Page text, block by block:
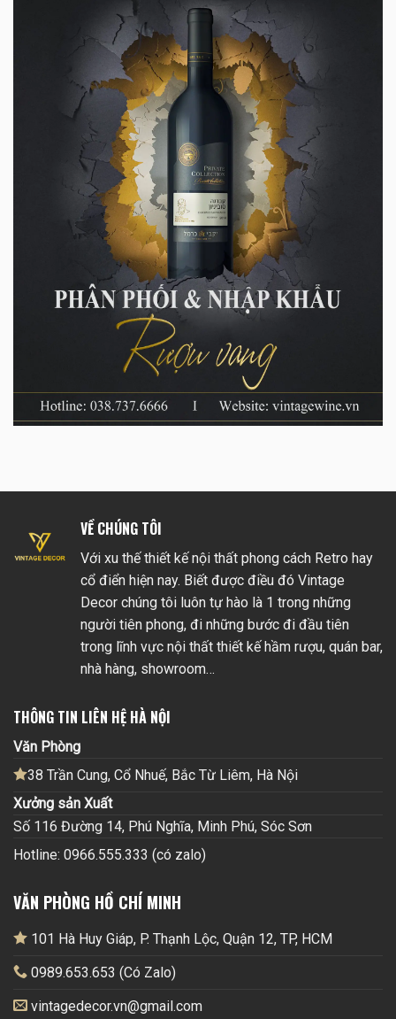
VỀ CHÚNG TÔI
Với xu thế thiết kế nội thất phong cách Retro hay
cổ điển hiện nay. Biết được điều đó Vintage
Decor chúng tôi luôn tự hào là 1 trong những
người tiên phong, đi những bước đi đầu tiên
trong lĩnh vực nội thất thiết kế hầm rượu, quán bar,
nhà hàng, showroom…
THÔNG TIN LIÊN HỆ HÀ NỘI
Văn Phòng
38 Trần Cung, Cổ Nhuế, Bắc Từ Liêm, Hà Nội
Xưởng sản Xuất
Số 116 Đường 14, Phú Nghĩa, Minh Phú, Sóc Sơn
Hotline: 0966.555.333 (có zalo)
VĂN PHÒNG HỒ CHÍ MINH
101 Hà Huy Giáp, P. Thạnh Lộc, Quận 12, TP, HCM
0989.653.653 (Có Zalo)
vintagedecor.vn@gmail.com